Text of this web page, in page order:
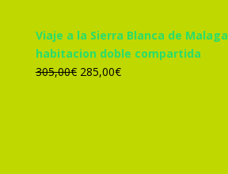
Viaje a la Sierra Blanca de Malaga
habitacion doble compartida
305,00€ El
285,00€El